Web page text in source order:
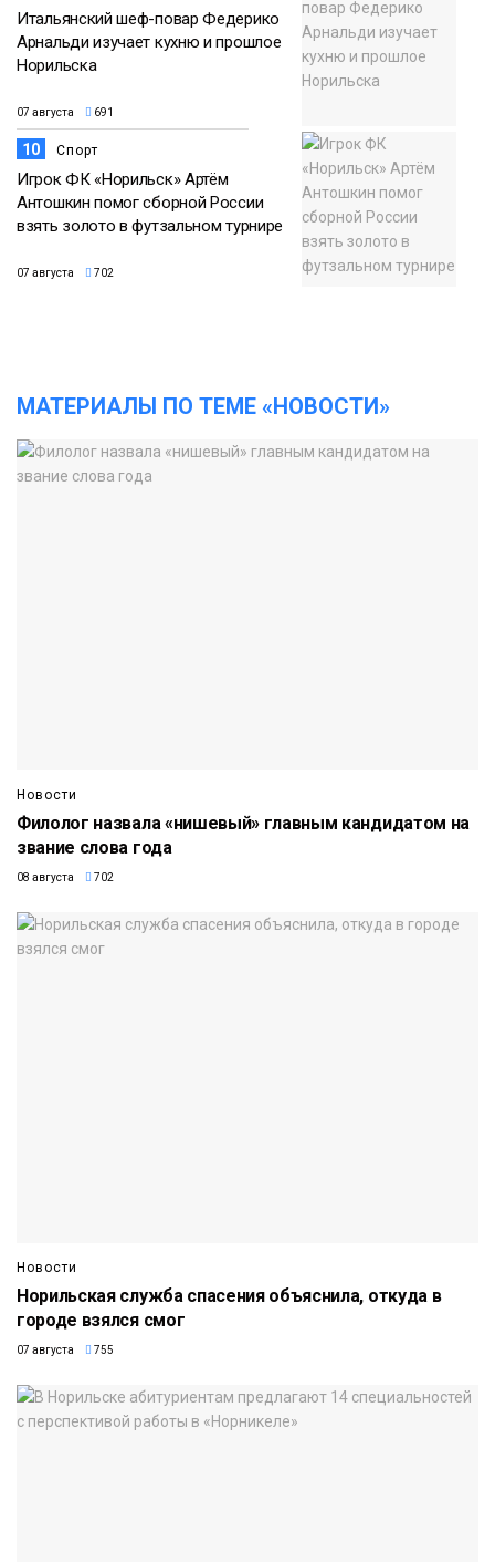
Итальянский шеф-повар Федерико
Арнальди изучает кухню и прошлое
Норильска
07 августа 691
10 Спорт
Игрок ФК «Норильск» Артём
Антошкин помог сборной России
взять золото в футзальном турнире
07 августа 702
МАТЕРИАЛЫ ПО ТЕМЕ «НОВОСТИ»
Новости
Филолог назвала «нишевый» главным кандидатом на
звание слова года
08 августа 702
Новости
Норильская служба спасения объяснила, откуда в
городе взялся смог
07 августа 755